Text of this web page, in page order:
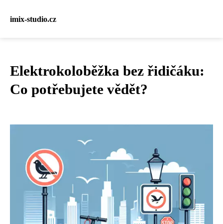
imix-studio.cz
Elektrokoloběžka bez řidičáku:
Co potřebujete vědět?